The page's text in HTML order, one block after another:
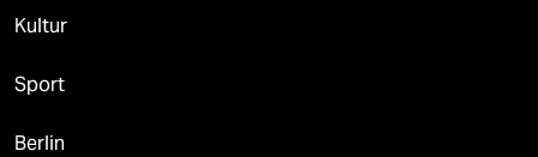
Kultur
Sport
Berlin